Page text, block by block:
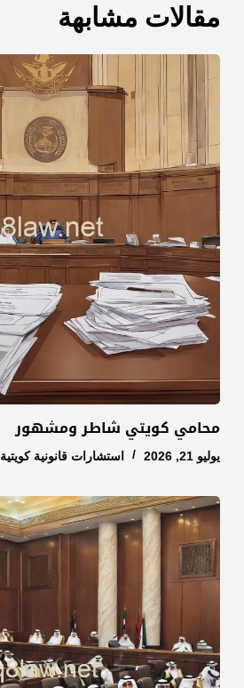
مقالات مشابهة
محامي كويتي شاطر ومشهور
يوليو 21, 2026 استشارات قانونية كويتية